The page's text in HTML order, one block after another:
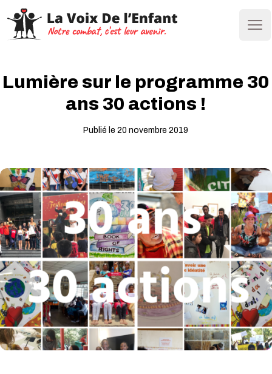
Lumière sur le programme 30
ans 30 actions !
Publié le 20 novembre 2019